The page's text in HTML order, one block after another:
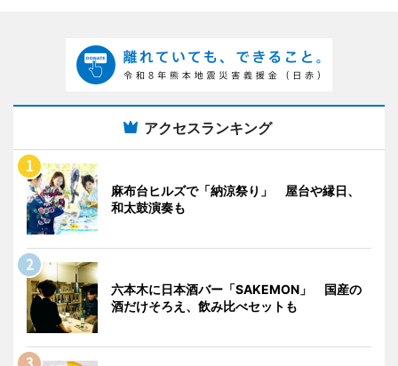
アクセスランキング
麻布台ヒルズで「納涼祭り」 屋台や縁日、
和太鼓演奏も
六本木に日本酒バー「SAKEMON」 国産の
酒だけそろえ、飲み比べセットも